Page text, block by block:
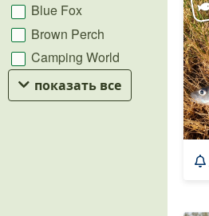
Blue Fox
Brown Perch
Camping World
показать все